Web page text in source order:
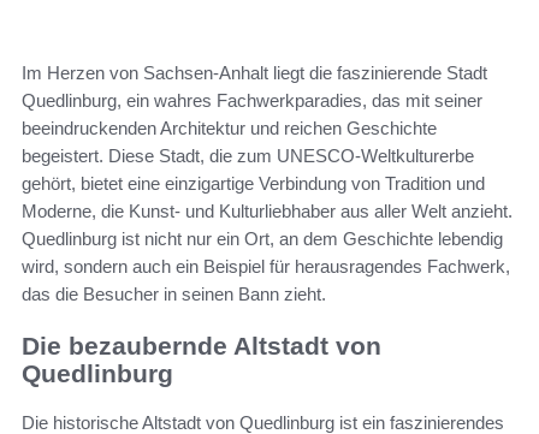
Im Herzen von Sachsen-Anhalt liegt die faszinierende Stadt
Quedlinburg, ein wahres Fachwerkparadies, das mit seiner
beeindruckenden Architektur und reichen Geschichte
begeistert. Diese Stadt, die zum UNESCO-Weltkulturerbe
gehört, bietet eine einzigartige Verbindung von Tradition und
Moderne, die Kunst- und Kulturliebhaber aus aller Welt anzieht.
Quedlinburg ist nicht nur ein Ort, an dem Geschichte lebendig
wird, sondern auch ein Beispiel für herausragendes Fachwerk,
das die Besucher in seinen Bann zieht.
Die bezaubernde Altstadt von
Quedlinburg
Die historische Altstadt von Quedlinburg ist ein faszinierendes